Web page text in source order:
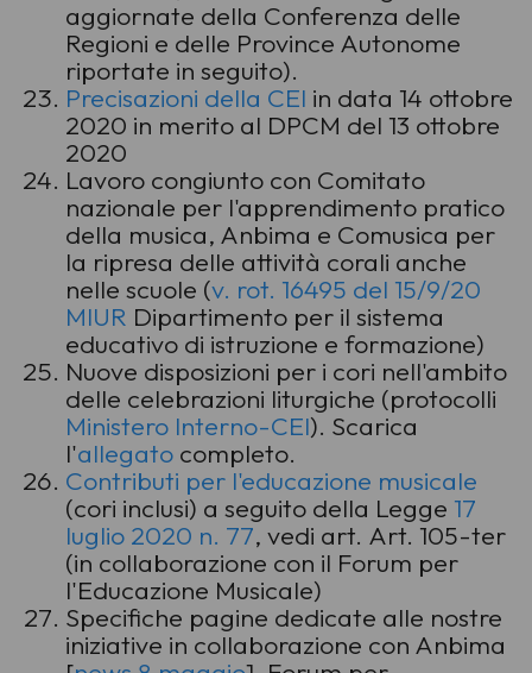
aggiornate della Conferenza delle
Regioni e delle Province Autonome
riportate in seguito).
Precisazioni della CEI in data 14 ottobre
2020 in merito al DPCM del 13 ottobre
2020
Lavoro congiunto con Comitato
nazionale per l'apprendimento pratico
della musica, Anbima e Comusica per
la ripresa delle attività corali anche
nelle scuole (v. rot. 16495 del 15/9/20
MIUR Dipartimento per il sistema
educativo di istruzione e formazione)
Nuove disposizioni per i cori nell'ambito
delle celebrazioni liturgiche (protocolli
Ministero Interno-CEI). Scarica
l'allegato completo.
Contributi per l'educazione musicale
(cori inclusi) a seguito della Legge 17
luglio 2020 n. 77, vedi art. Art. 105-ter
(in collaborazione con il Forum per
l'Educazione Musicale)
Specifiche pagine dedicate alle nostre
iniziative in collaborazione con Anbima